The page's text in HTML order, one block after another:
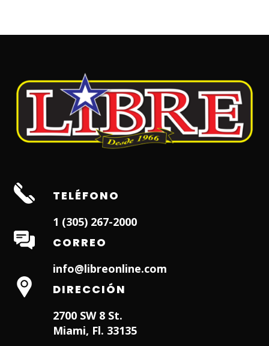
TELÉFONO
1 (305) 267-2000
CORREO
info@libreonline.com
DIRECCIÓN
2700 SW 8 St.
Miami, Fl. 33135